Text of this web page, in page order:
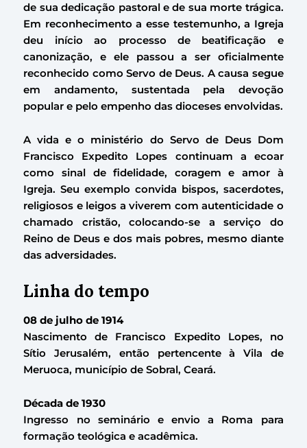
de sua dedicação pastoral e de sua morte trágica.
Em reconhecimento a esse testemunho, a Igreja
deu início ao processo de beatificação e
canonização, e ele passou a ser oficialmente
reconhecido como Servo de Deus. A causa segue
em andamento, sustentada pela devoção
popular e pelo empenho das dioceses envolvidas.
A vida e o ministério do Servo de Deus Dom
Francisco Expedito Lopes continuam a ecoar
como sinal de fidelidade, coragem e amor à
Igreja. Seu exemplo convida bispos, sacerdotes,
religiosos e leigos a viverem com autenticidade o
chamado cristão, colocando-se a serviço do
Reino de Deus e dos mais pobres, mesmo diante
das adversidades.
Linha do tempo
08 de julho de 1914
Nascimento de Francisco Expedito Lopes, no
Sítio Jerusalém, então pertencente à Vila de
Meruoca, município de Sobral, Ceará.
Década de 1930
Ingresso no seminário e envio a Roma para
formação teológica e acadêmica.